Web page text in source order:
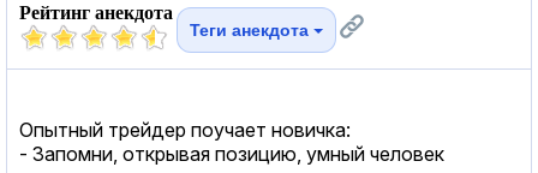
Рейтинг анекдота
Теги анекдота
Опытный трейдер поучает новичка:
- Запомни, открывая позицию, умный человек